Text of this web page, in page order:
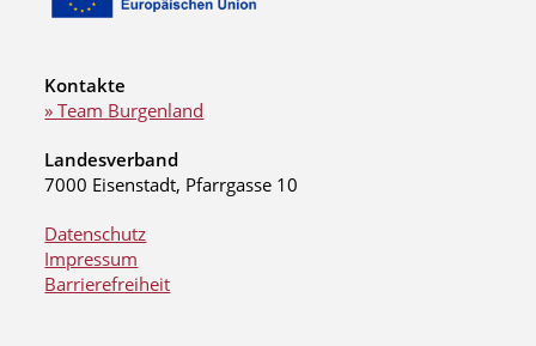
Kontakte
» Team Burgenland
Landesverband
7000 Eisenstadt, Pfarrgasse 10
Datenschutz
Impressum
Barrierefreiheit